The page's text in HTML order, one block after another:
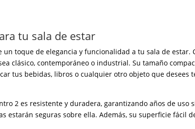
tu sala de estar
toque de elegancia y funcionalidad a tu sala de estar.
clásico, contemporáneo o industrial. Su tamaño
tus bebidas, libros o cualquier otro objeto que
2 es resistente y duradera, garantizando años de
estarán seguras sobre ella. Además, su superficie fácil